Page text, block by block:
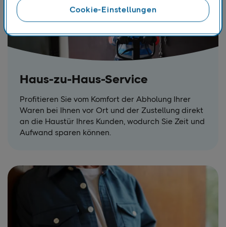
Haus-zu-Haus-Service
Profitieren Sie vom Komfort der Abholung Ihrer
Waren bei Ihnen vor Ort und der Zustellung direkt
an die Haustür Ihres Kunden, wodurch Sie Zeit und
Aufwand sparen können.
Cookie-Einstellungen